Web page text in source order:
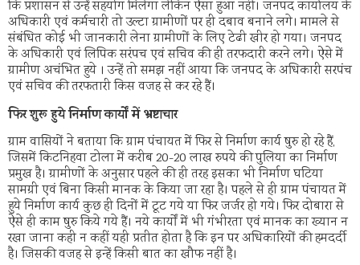
कि प्रशासन से उन्हें सहयोग मिलेगा लेकिन ऐसा हुआ नहीं। जनपद कार्यालय के
अधिकारी एवं कर्मचारी तो उल्टा ग्रामीणों पर ही दबाव बनाने लगे। मामले से
संबंधित कोई भी जानकारी लेना ग्रामीणों के लिए टेढी खीर हो गया। जनपद
के अधिकारी एवं लिपिक सरंपच एवं सचिव की ही तरफदारी करने लगे। ऐसे में
ग्रामीण अचंभित हुये । उन्हें तो समझ नहीं आया कि जनपद के अधिकारी सरपंच
एवं सचिव की तरफतारी किस वजह से कर रहे हैं।
फिर शुरू हुये निर्माण कार्यों में भ्रष्टाचार
ग्राम वासियों ने बताया कि ग्राम पंचायत में फिर से निर्माण कार्य षुरु हो रहे हैं,
जिसमें किटनिहवा टोला में करीब 20-20 लाख रुपये की पुलिया का निर्माण
प्रमुख है। ग्रामीणों के अनुसार पहले की ही तरह इसका भी निर्माण घटिया
सामग्री एवं बिना किसी मानक के किया जा रहा है। पहले से ही ग्राम पंचायत में
हुये निर्माण कार्य कुछ ही दिनों में टूट गये या फिर जर्जर हो गये। फिर दोबारा से
ऐसे ही काम षुरु किये गये हैं। नये कार्यों में भी गंभीरता एवं मानक का ख्यान न
रखा जाना कही न कहीं यही प्रतीत होता है कि इन पर अधिकारियों की हमदर्दी
है। जिसकी वजह से इन्हें किसी बात का खौफ नहीं है।